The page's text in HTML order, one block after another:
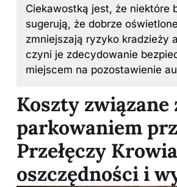
Ciekawostką jest, że niektóre
sugerują, że dobrze
zmniejszają ryzyko kradzieży
czyni je zdecydowanie
miejscem na pozostawienie
Koszty związane
parkowaniem
Przełęczy
oszczędności i